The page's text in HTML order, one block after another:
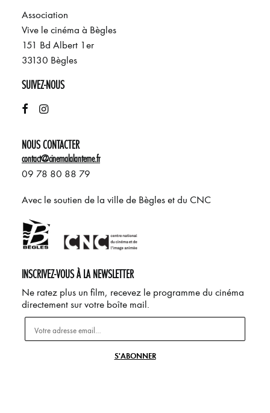
Association
Vive le cinéma à Bègles
151 Bd Albert 1er
33130 Bègles
SUIVEZ-NOUS
NOUS CONTACTER
contact@cinemalalanterne.fr
09 78 80 88 79
Avec le soutien de la ville de Bègles et du CNC
INSCRIVEZ-VOUS À LA NEWSLETTER
Ne ratez plus un film, recevez le programme du cinéma
directement sur votre boîte mail.